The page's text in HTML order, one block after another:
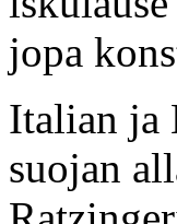
jopa
Italian ja
suojan